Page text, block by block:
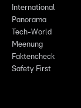
International
Panorama
Tech-World
Meenung
Faktencheck
Safety First